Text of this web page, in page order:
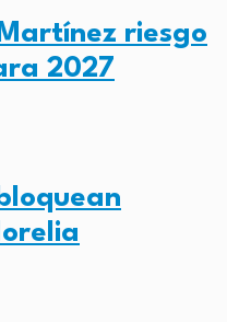
riesgo
2027